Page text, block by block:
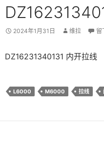
2024年1月31日 维拉 留
DZ16231340131 内开拉线
L6000 M6000 拉线